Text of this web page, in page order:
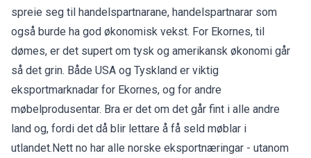
spreie seg til handelspartnarane, handelspartnarar som
også burde ha god økonomisk vekst. For Ekornes, til
dømes, er det supert om tysk og amerikansk økonomi går
så det grin. Både USA og Tyskland er viktig
eksportmarknadar for Ekornes, og for andre
møbelprodusentar. Bra er det om det går fint i alle andre
land og, fordi det då blir lettare å få seld møblar i
utlandet.Nett no har alle norske eksportnæringar - utanom